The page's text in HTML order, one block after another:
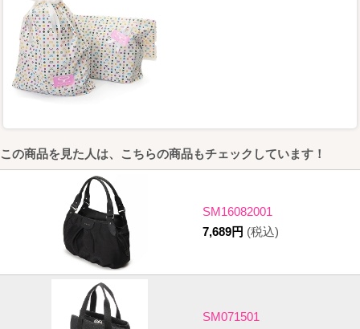
この商品を見た人は、こちらの商品もチェックしています！
SM16082001
7,689円 (税込)
SM071501